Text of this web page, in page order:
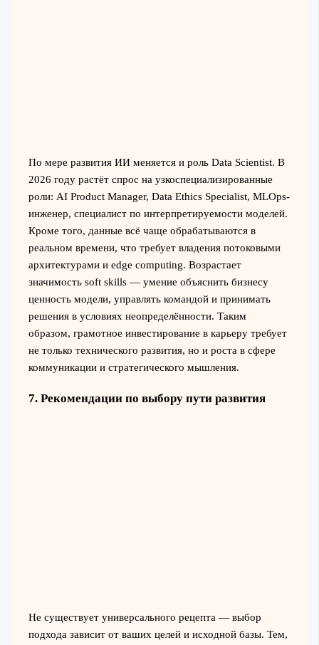
По мере развития ИИ меняется и роль Data Scientist. В
2026 году растёт спрос на узкоспециализированные
роли: AI Product Manager, Data Ethics Specialist, MLOps-
инженер, специалист по интерпретируемости моделей.
Кроме того, данные всё чаще обрабатываются в
реальном времени, что требует владения потоковыми
архитектурами и edge computing. Возрастает
значимость soft skills — умение объяснить бизнесу
ценность модели, управлять командой и принимать
решения в условиях неопределённости. Таким
образом, грамотное инвестирование в карьеру требует
не только технического развития, но и роста в сфере
коммуникации и стратегического мышления.
7. Рекомендации по выбору пути развития
Не существует универсального рецепта — выбор
подхода зависит от ваших целей и исходной базы. Тем,